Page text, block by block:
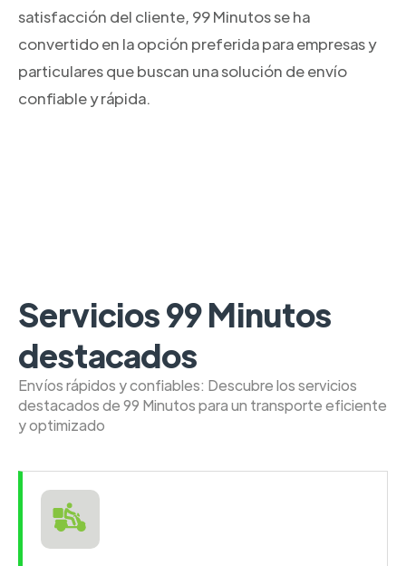
satisfacción del cliente, 99 Minutos se ha
convertido en la opción preferida para empresas y
particulares que buscan una solución de envío
confiable y rápida.
Servicios 99 Minutos
destacados
Envíos rápidos y confiables: Descubre los servicios
destacados de 99 Minutos para un transporte eficiente
y optimizado